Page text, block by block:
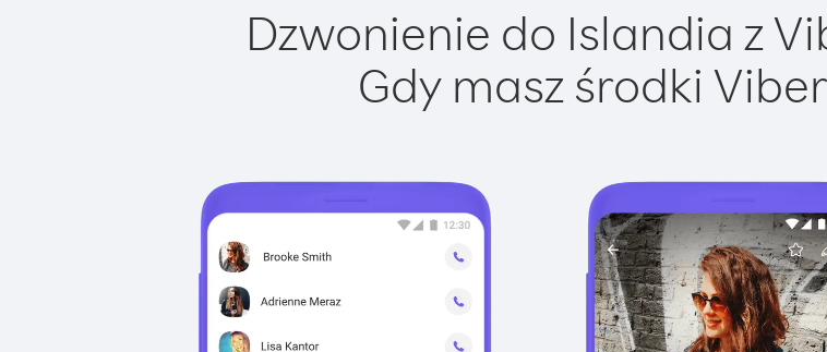
Dzwonienie do Islandia z
Gdy masz środki